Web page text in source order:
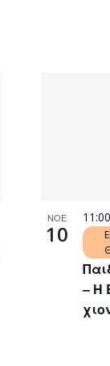
ΝΟΕ
10
– Η
11:00